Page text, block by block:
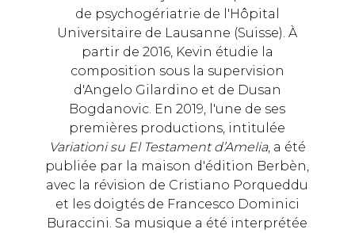
de psychogériatrie de l'Hôpital
Universitaire de Lausanne (Suisse). À
partir de 2016, Kevin étudie la
composition sous la supervision
d'Angelo Gilardino et de Dusan
Bogdanovic. En 2019, l'une de ses
premières productions, intitulée
Variationi su El Testament d’Amelia, a été
publiée par la maison d'édition Berbèn,
avec la révision de Cristiano Porqueddu
et les doigtés de Francesco Dominici
Buraccini. Sa musique a été interprétée